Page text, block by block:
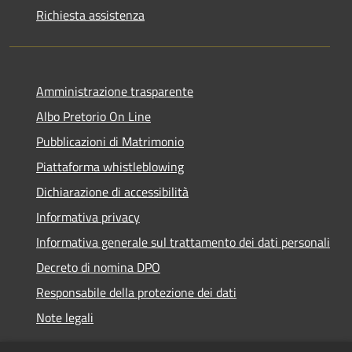
Richiesta assistenza
Amministrazione trasparente
Albo Pretorio On Line
Pubblicazioni di Matrimonio
Piattaforma whistleblowing
Dichiarazione di accessibilità
Informativa privacy
Informativa generale sul trattamento dei dati personali
Decreto di nomina DPO
Responsabile della protezione dei dati
Note legali